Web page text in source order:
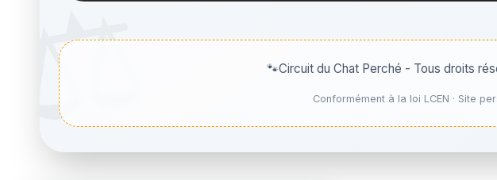
🐾Circuit du Chat Perché - Tous droits
Conformément à la loi LCEN · Site